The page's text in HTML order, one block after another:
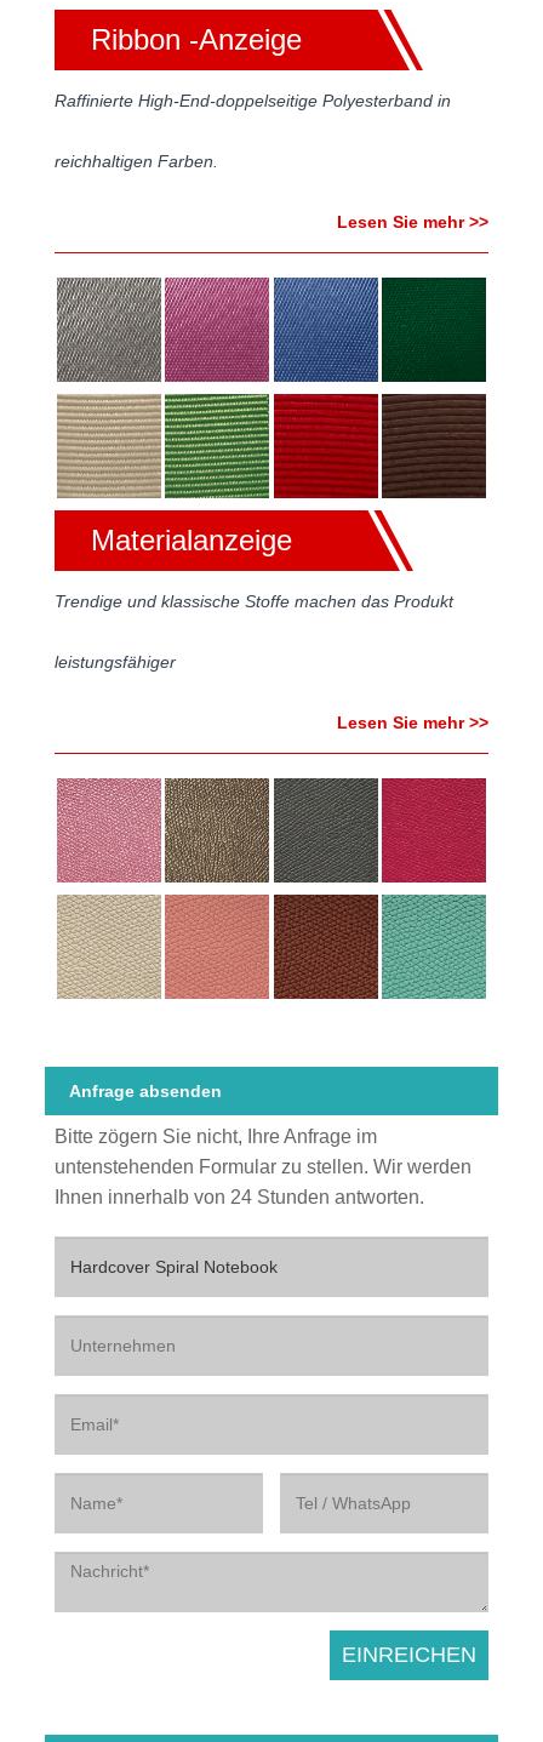
Ribbon -Anzeige
Raffinierte High-End-doppelseitige Polyesterband in
reichhaltigen Farben.
Lesen Sie mehr >>
Materialanzeige
Trendige und klassische Stoffe machen das Produkt
leistungsfähiger
Lesen Sie mehr >>
Anfrage absenden
Bitte zögern Sie nicht, Ihre Anfrage im
untenstehenden Formular zu stellen. Wir werden
Ihnen innerhalb von 24 Stunden antworten.